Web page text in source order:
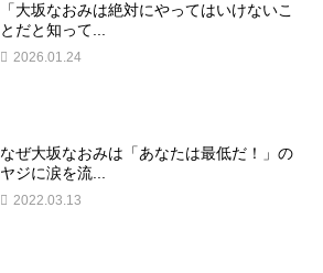
「大坂なおみは絶対にやってはいけないこ
とだと知って...
2026.01.24
なぜ大坂なおみは「あなたは最低だ！」の
ヤジに涙を流...
2022.03.13